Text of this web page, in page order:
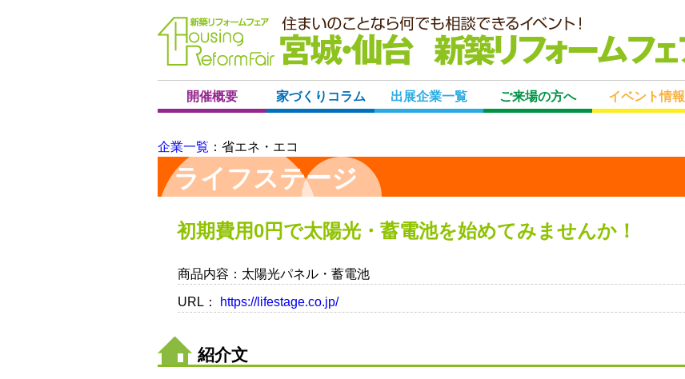
開催概要 家づくりコラム 出展企業一覧 ご来場の方へ イベント情報
企業一覧 ：省エネ・エコ
ライフステージ
初期費用0円で太陽光・蓄電池を始めてみませんか！
商品内容 ：太陽光パネル・蓄電池
URL ： https://lifestage.co.jp/
紹介文